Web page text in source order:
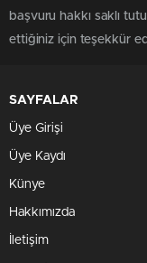
başvuru hakkı saklı
ettiğiniz için teşekkür
SAYFALAR
Üye Girişi
Üye Kaydı
Künye
Hakkımızda
İletişim